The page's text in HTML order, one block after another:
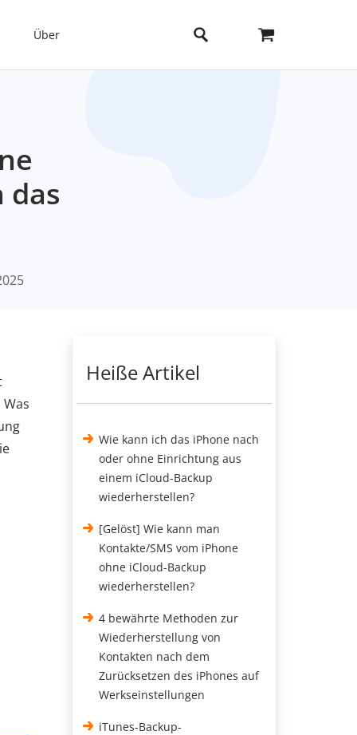
Über
das
Heiße Artikel
Wie kann ich das iPhone nach
oder ohne Einrichtung aus
einem iCloud-Backup
wiederherstellen?
[Gelöst] Wie kann man
Kontakte/SMS vom iPhone
ohne iCloud-Backup
wiederherstellen?
4 bewährte Methoden zur
Wiederherstellung von
Kontakten nach dem
Zurücksetzen des iPhones auf
Werkseinstellungen
iTunes-Backup-